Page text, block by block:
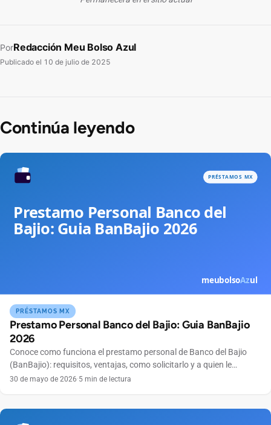
PorRedacción Meu Bolso Azul
Publicado el 10 de julio de 2025
Continúa leyendo
PRÉSTAMOS MX
Prestamo Personal Banco del Bajio: Guia BanBajio
2026
Conoce como funciona el prestamo personal de Banco del Bajio
(BanBajio): requisitos, ventajas, como solicitarlo y a quien le
conviene este credito.
30 de mayo de 2026·5 min de lectura